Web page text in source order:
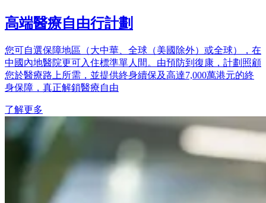
高端醫療自由行計劃
您可自選保障地區（大中華、全球（美國除外）或全球），在
中國內地醫院更可入住標準單人間。由預防到復康，計劃照顧
您於醫療路上所需，並提供終身續保及高達7,000萬港元的終
身保障，真正解鎖醫療自由
了解更多